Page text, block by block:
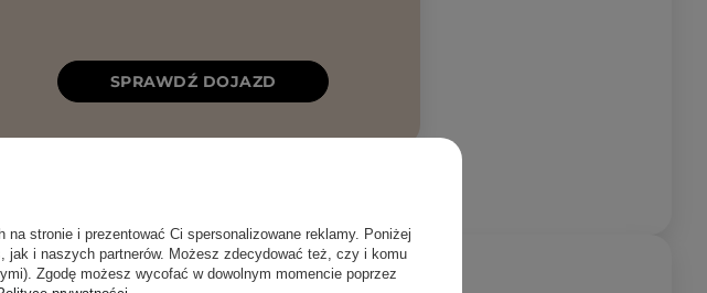
SPRAWDŹ DOJAZD
stronie i prezentować Ci spersonalizowane reklamy. Poniżej
i naszych partnerów. Możesz zdecydować też, czy i komu
Zgodę możesz wycofać w dowolnym momencie poprzez